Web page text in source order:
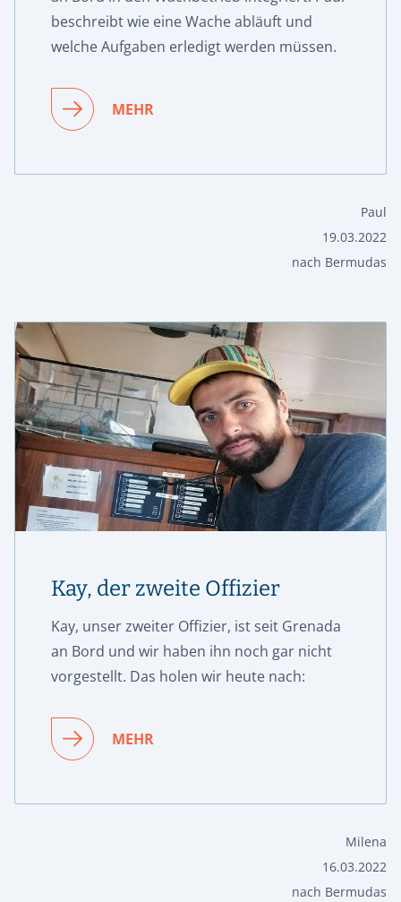
beschreibt wie eine Wache abläuft und
welche Aufgaben erledigt werden müssen.
MEHR
Paul
19.03.2022
nach Bermudas
Kay, der zweite Offizier
Kay, unser zweiter Offizier, ist seit Grenada
an Bord und wir haben ihn noch gar nicht
vorgestellt. Das holen wir heute nach:
MEHR
Milena
16.03.2022
nach Bermudas